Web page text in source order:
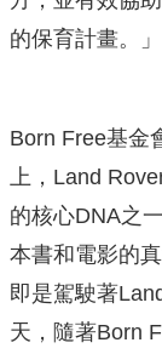
的保育計畫。」
Born Free基金
上，Land
的核心DNA之
本書和電影的
即是駕駛著
天，隨著Born